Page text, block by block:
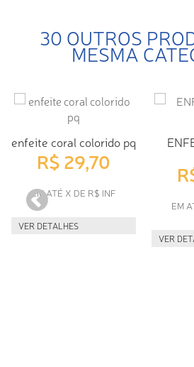
30 OUTROS
MESMA
enfeite coral colorido pq
R$ 29,70
EM ATÉ X DE R$ INF
VER DETALHES
EM
VER